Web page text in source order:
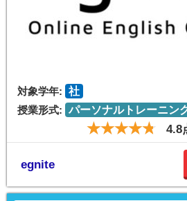
対象学年: 社
授業形式: パーソナルトレーニン
4.8
egnite